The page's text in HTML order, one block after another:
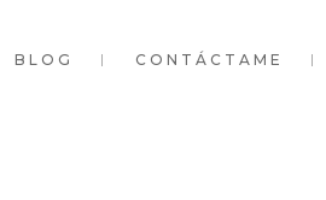
BLOG CONTÁCTAME